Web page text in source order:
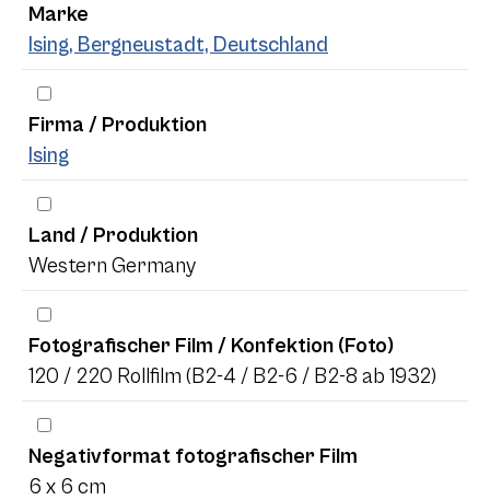
Marke
Ising, Bergneustadt, Deutschland
Firma / Produktion
Ising
Land / Produktion
Western Germany
Fotografischer Film / Konfektion (Foto)
120 / 220 Rollfilm (B2-4 / B2-6 / B2-8 ab 1932)
Negativformat fotografischer Film
6 x 6 cm